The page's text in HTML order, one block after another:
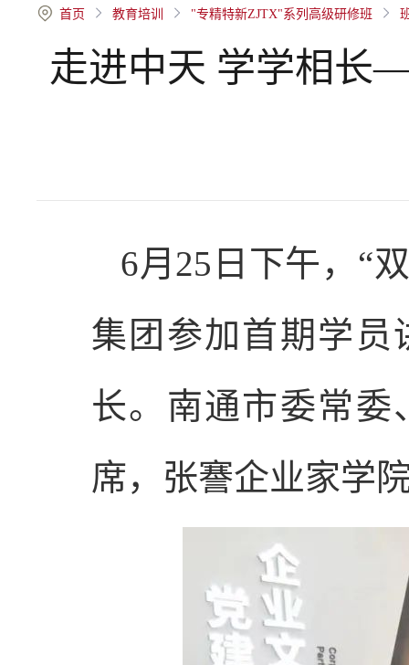
首页 教育培训 "专精特新ZJTX"系列高级研修班
走进中天 学学相长
6月25日下午，“
集团参加首期学员
长。南通市委常委
席，张謇企业家学